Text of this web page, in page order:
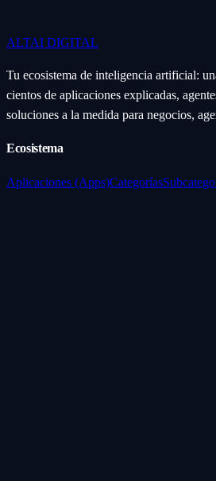
ALTAI DIGITAL
Tu ecosistema de inteligencia artificial:
cientos de aplicaciones explicadas,
soluciones a la medida para negocios,
Ecosistema
Aplicaciones (Apps)Categorías